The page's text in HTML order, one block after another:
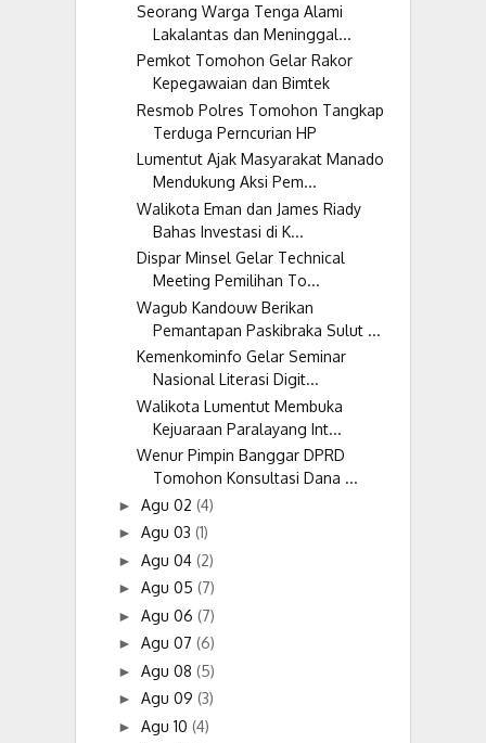
Seorang Warga Tenga Alami
Lakalantas dan Meninggal...
Pemkot Tomohon Gelar Rakor
Kepegawaian dan Bimtek
Resmob Polres Tomohon Tangkap
Terduga Perncurian HP
Lumentut Ajak Masyarakat Manado
Mendukung Aksi Pem...
Walikota Eman dan James Riady
Bahas Investasi di K...
Dispar Minsel Gelar Technical
Meeting Pemilihan To...
Wagub Kandouw Berikan
Pemantapan Paskibraka Sulut ...
Kemenkominfo Gelar Seminar
Nasional Literasi Digit...
Walikota Lumentut Membuka
Kejuaraan Paralayang Int...
Wenur Pimpin Banggar DPRD
Tomohon Konsultasi Dana ...
► Agu 02 (4)
► Agu 03 (1)
► Agu 04 (2)
► Agu 05 (7)
► Agu 06 (7)
► Agu 07 (6)
► Agu 08 (5)
► Agu 09 (3)
► Agu 10 (4)